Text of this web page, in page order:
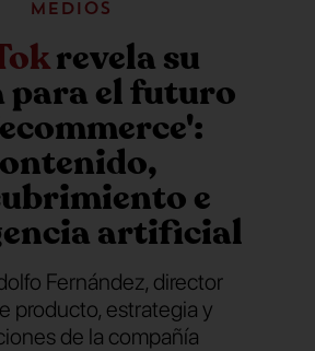
Medios
revela su
para el futuro
e
artificial
Fernández, director
producto, estrategia y
de la compañía